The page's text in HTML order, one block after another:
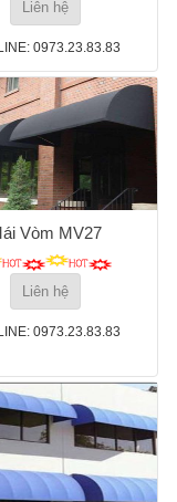
Liên hệ
0973.23.83.83
Vòm MV27
Liên hệ
0973.23.83.83